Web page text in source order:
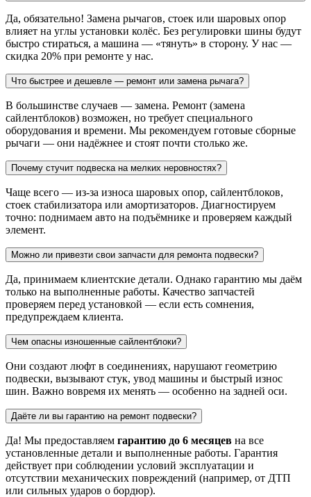
Да, обязательно! Замена рычагов, стоек или шаровых опор
влияет на углы установки колёс. Без регулировки шины будут
быстро стираться, а машина — «тянуть» в сторону. У нас —
скидка 20% при ремонте у нас.
Что быстрее и дешевле — ремонт или замена рычага?
В большинстве случаев — замена. Ремонт (замена
сайлентблоков) возможен, но требует специального
оборудования и времени. Мы рекомендуем готовые сборные
рычаги — они надёжнее и стоят почти столько же.
Почему стучит подвеска на мелких неровностях?
Чаще всего — из-за износа шаровых опор, сайлентблоков,
стоек стабилизатора или амортизаторов. Диагностируем
точно: поднимаем авто на подъёмнике и проверяем каждый
элемент.
Можно ли привезти свои запчасти для ремонта подвески?
Да, принимаем клиентские детали. Однако гарантию мы даём
только на выполненные работы. Качество запчастей
проверяем перед установкой — если есть сомнения,
предупреждаем клиента.
Чем опасны изношенные сайлентблоки?
Они создают люфт в соединениях, нарушают геометрию
подвески, вызывают стук, увод машины и быстрый износ
шин. Важно вовремя их менять — особенно на задней оси.
Даёте ли вы гарантию на ремонт подвески?
Да! Мы предоставляем гарантию до 6 месяцев на все
установленные детали и выполненные работы. Гарантия
действует при соблюдении условий эксплуатации и
отсутствии механических повреждений (например, от ДТП
или сильных ударов о бордюр).